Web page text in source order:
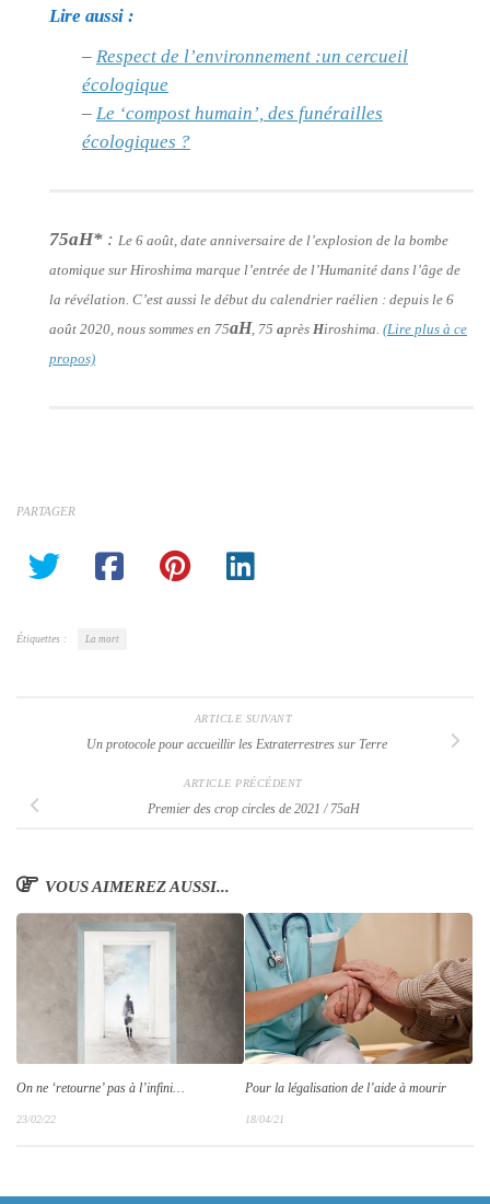
Lire aussi :
– Respect de l’environnement :un cercueil
écologique
– Le ‘compost humain’, des funérailles
écologiques ?
75aH* : Le 6 août, date anniversaire de l’explosion de la bombe
atomique sur Hiroshima marque l’entrée de l’Humanité dans l’âge de
la révélation. C’est aussi le début du calendrier raélien : depuis le 6
août 2020, nous sommes en 75aH, 75 après Hiroshima. (Lire plus à ce
propos)
PARTAGER
Étiquettes : La mort
ARTICLE SUIVANT
Un protocole pour accueillir les Extraterrestres sur Terre
ARTICLE PRÉCÉDENT
Premier des crop circles de 2021 / 75aH
VOUS AIMEREZ AUSSI...
On ne ‘retourne’ pas à l’infini…
23/02/22
Pour la légalisation de l’aide à mourir
18/04/21